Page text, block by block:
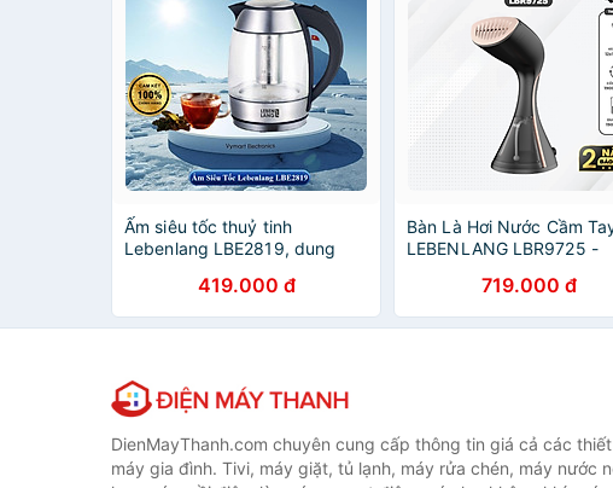
Ấm siêu tốc thuỷ tinh
Lebenlang LBE2819, dung
- hàng chính hãng
419.000 đ
Bàn Là Hơi Nước Cầm
LEBENLANG LBR9725 -
Hàng Chính Hãng Bảo
Năm
719.000 đ
DienMayThanh.com chuyên cung cấp thông tin giá cả các
máy gia đình. Tivi, máy giặt, tủ lạnh, máy rửa chén, máy nước